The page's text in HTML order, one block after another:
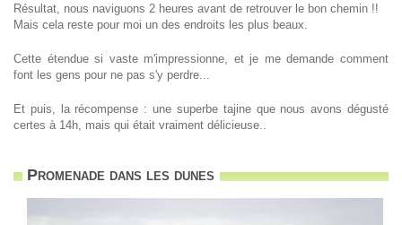
Résultat, nous naviguons 2 heures avant de retrouver le bon chemin !!
Mais cela reste pour moi un des endroits les plus beaux.
Cette étendue si vaste m'impressionne, et je me demande comment
font les gens pour ne pas s'y perdre...
Et puis, la récompense : une superbe tajine que nous avons dégusté
certes à 14h, mais qui était vraiment délicieuse..
Promenade dans les dunes